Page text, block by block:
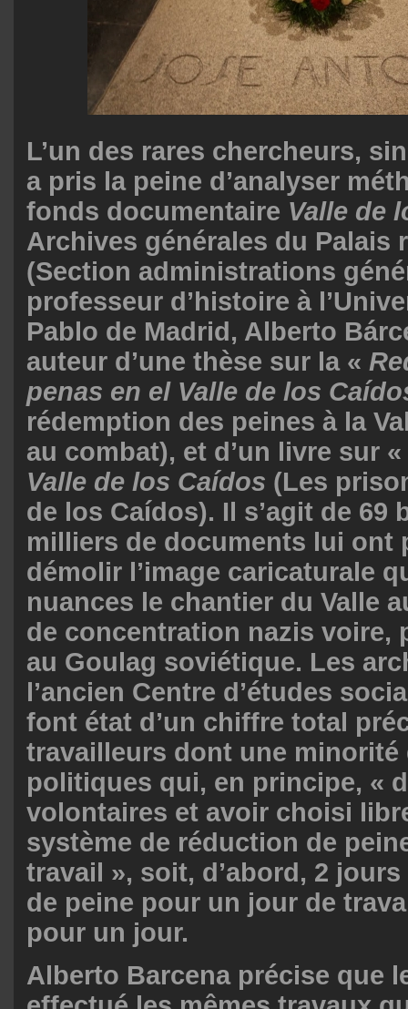
L’un des rares chercheurs,
a pris la peine d’analyser
fonds documentaire Valle de
Archives générales du Palais
(Section administrations
professeur d’histoire à
Pablo de Madrid, Alberto
auteur d’une thèse sur la «
penas en el Valle de los
rédemption des peines à la
au combat), et d’un livre sur «
Valle de los Caídos (Les
de los Caídos). Il s’agit de 69
milliers de documents lui ont
démolir l’image caricaturale
nuances le chantier du Valle
de concentration nazis voire,
au Goulag soviétique. Les
l’ancien Centre d’études
font état d’un chiffre total
travailleurs dont une
politiques qui, en principe, «
volontaires et avoir choisi
système de réduction de
travail », soit, d’abord, 2
de peine pour un jour de
pour un jour.
Alberto Barcena précise que